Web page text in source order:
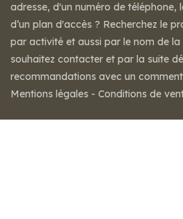
adresse, d'un numéro de téléphone,
d’un plan d'accès ? Recherchez le
par activité et aussi par le nom de
souhaitez contacter et par la suite
recommandations avec un
Mentions légales - Conditions de